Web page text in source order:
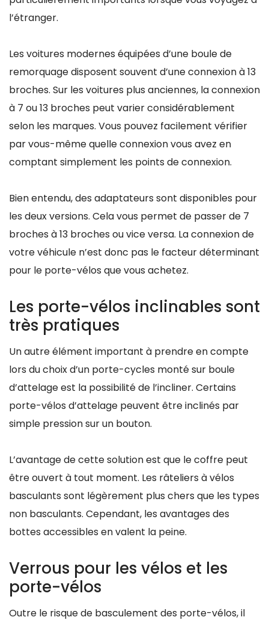
l’étranger.
Les voitures modernes équipées d’une boule de
remorquage disposent souvent d’une connexion à 13
broches. Sur les voitures plus anciennes, la connexion
à 7 ou 13 broches peut varier considérablement
selon les marques. Vous pouvez facilement vérifier
par vous-même quelle connexion vous avez en
comptant simplement les points de connexion.
Bien entendu, des adaptateurs sont disponibles pour
les deux versions. Cela vous permet de passer de 7
broches à 13 broches ou vice versa. La connexion de
votre véhicule n’est donc pas le facteur déterminant
pour le porte-vélos que vous achetez.
Les porte-vélos inclinables sont
très pratiques
Un autre élément important à prendre en compte
lors du choix d’un porte-cycles monté sur boule
d’attelage est la possibilité de l’incliner. Certains
porte-vélos d’attelage peuvent être inclinés par
simple pression sur un bouton.
L’avantage de cette solution est que le coffre peut
être ouvert à tout moment. Les râteliers à vélos
basculants sont légèrement plus chers que les types
non basculants. Cependant, les avantages des
bottes accessibles en valent la peine.
Verrous pour les vélos et les
porte-vélos
Outre le risque de basculement des porte-vélos, il